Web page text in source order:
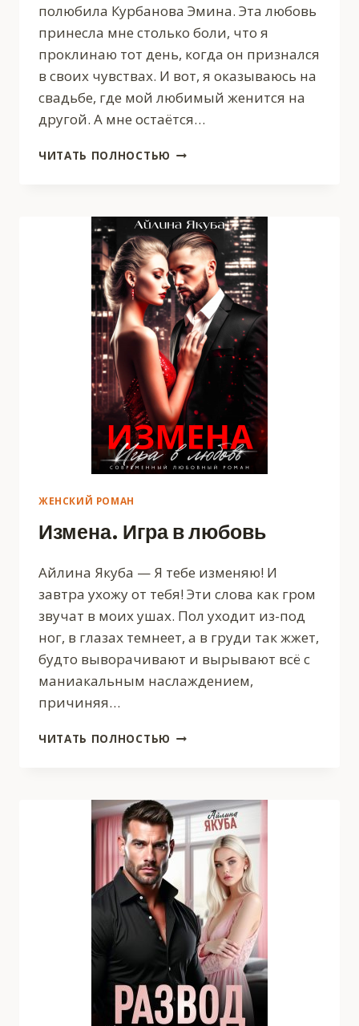
полюбила Курбанова Эмина. Эта любовь
принесла мне столько боли, что я
проклинаю тот день, когда он признался
в своих чувствах. И вот, я оказываюсь на
свадьбе, где мой любимый женится на
другой. А мне остаётся…
ЧИТАТЬ ПОЛНОСТЬЮ ЧУЖАЯ
ЖЕНСКИЙ РОМАН
Измена. Игра в любовь
Айлина Якуба — Я тебе изменяю! И
завтра ухожу от тебя! Эти слова как гром
звучат в моих ушах. Пол уходит из-под
ног, в глазах темнеет, а в груди так жжет,
будто выворачивают и вырывают всё с
маниакальным наслаждением,
причиняя…
ЧИТАТЬ ПОЛНОСТЬЮ ИЗМЕНА.